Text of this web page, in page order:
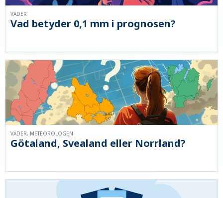
Vad betyder 0,1 mm i prognosen?
VÄDER
Götaland, Svealand eller Norrland?
VÄDER, METEOROLOGEN